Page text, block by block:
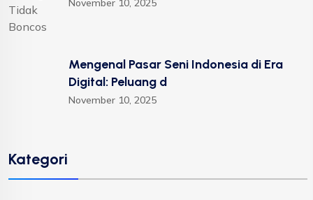
November 10, 2025
Mengenal Pasar Seni Indonesia di Era
Digital: Peluang d
November 10, 2025
Kategori